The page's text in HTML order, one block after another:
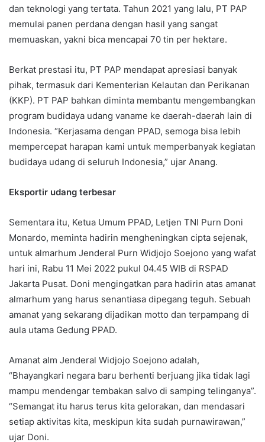
dan teknologi yang tertata. Tahun 2021 yang lalu, PT PAP
memulai panen perdana dengan hasil yang sangat
memuaskan, yakni bica mencapai 70 tin per hektare.
Berkat prestasi itu, PT PAP mendapat apresiasi banyak
pihak, termasuk dari Kementerian Kelautan dan Perikanan
(KKP). PT PAP bahkan diminta membantu mengembangkan
program budidaya udang vaname ke daerah-daerah lain di
Indonesia. “Kerjasama dengan PPAD, semoga bisa lebih
mempercepat harapan kami untuk memperbanyak kegiatan
budidaya udang di seluruh Indonesia,” ujar Anang.
Eksportir udang terbesar
Sementara itu, Ketua Umum PPAD, Letjen TNI Purn Doni
Monardo, meminta hadirin mengheningkan cipta sejenak,
untuk almarhum Jenderal Purn Widjojo Soejono yang wafat
hari ini, Rabu 11 Mei 2022 pukul 04.45 WIB di RSPAD
Jakarta Pusat. Doni mengingatkan para hadirin atas amanat
almarhum yang harus senantiasa dipegang teguh. Sebuah
amanat yang sekarang dijadikan motto dan terpampang di
aula utama Gedung PPAD.
Amanat alm Jenderal Widjojo Soejono adalah,
“Bhayangkari negara baru berhenti berjuang jika tidak lagi
mampu mendengar tembakan salvo di samping telinganya”.
“Semangat itu harus terus kita gelorakan, dan mendasari
setiap aktivitas kita, meskipun kita sudah purnawirawan,”
ujar Doni.